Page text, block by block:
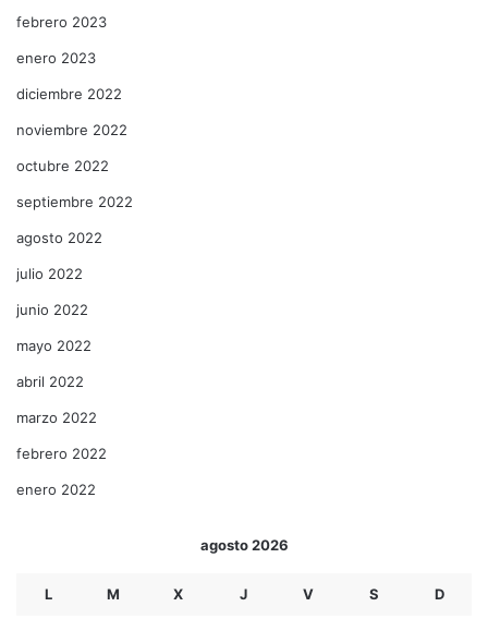
febrero 2023
enero 2023
diciembre 2022
noviembre 2022
octubre 2022
septiembre 2022
agosto 2022
julio 2022
junio 2022
mayo 2022
abril 2022
marzo 2022
febrero 2022
enero 2022
agosto 2026
L M X J V S D